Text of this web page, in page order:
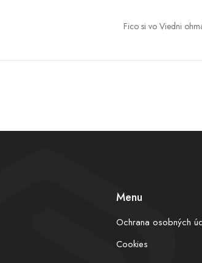
Fico si vo Viedni
Menu
Ochrana osobných
Cookies